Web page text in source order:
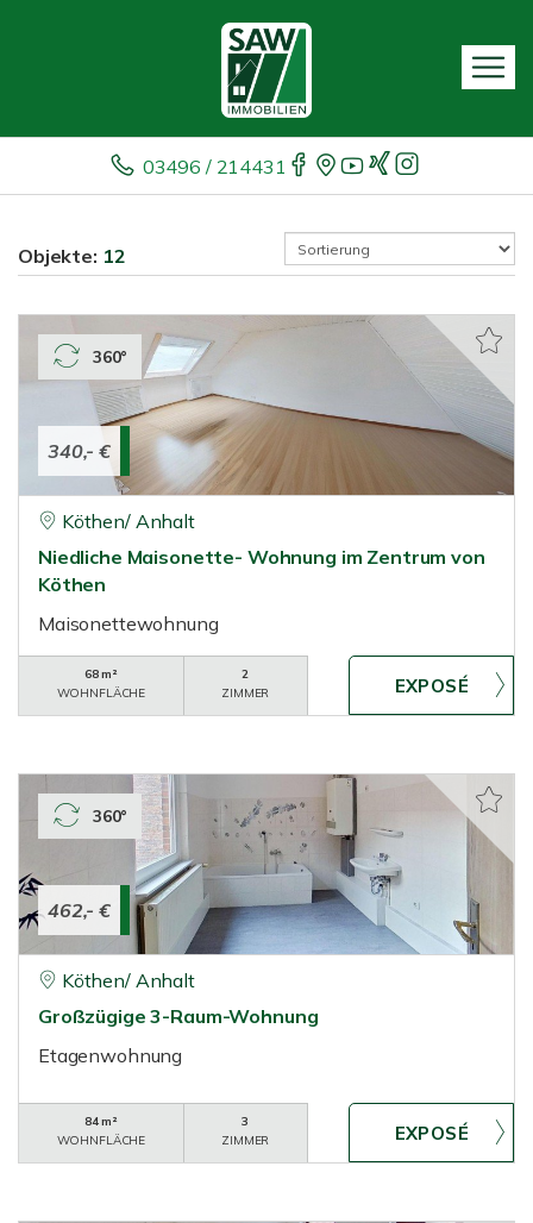
03496 / 214431
Objekte: 12
340,- €
360°
Köthen/ Anhalt
Niedliche Maisonette- Wohnung im Zentrum von
Köthen
Maisonettewohnung
68 m²
WOHNFLÄCHE
2
ZIMMER
462,- €
360°
Köthen/ Anhalt
Großzügige 3-Raum-Wohnung
Etagenwohnung
84 m²
WOHNFLÄCHE
3
ZIMMER